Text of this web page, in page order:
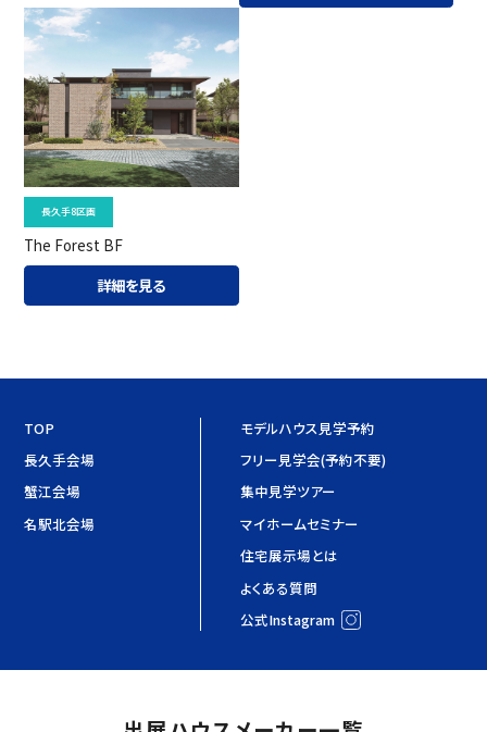
長久手8区画
The Forest BF
詳細を見る
TOP
長久手会場
蟹江会場
名駅北会場
モデルハウス見学予約
フリー見学会(予約不要)
集中見学ツアー
マイホームセミナー
住宅展示場とは
よくある質問
公式Instagram